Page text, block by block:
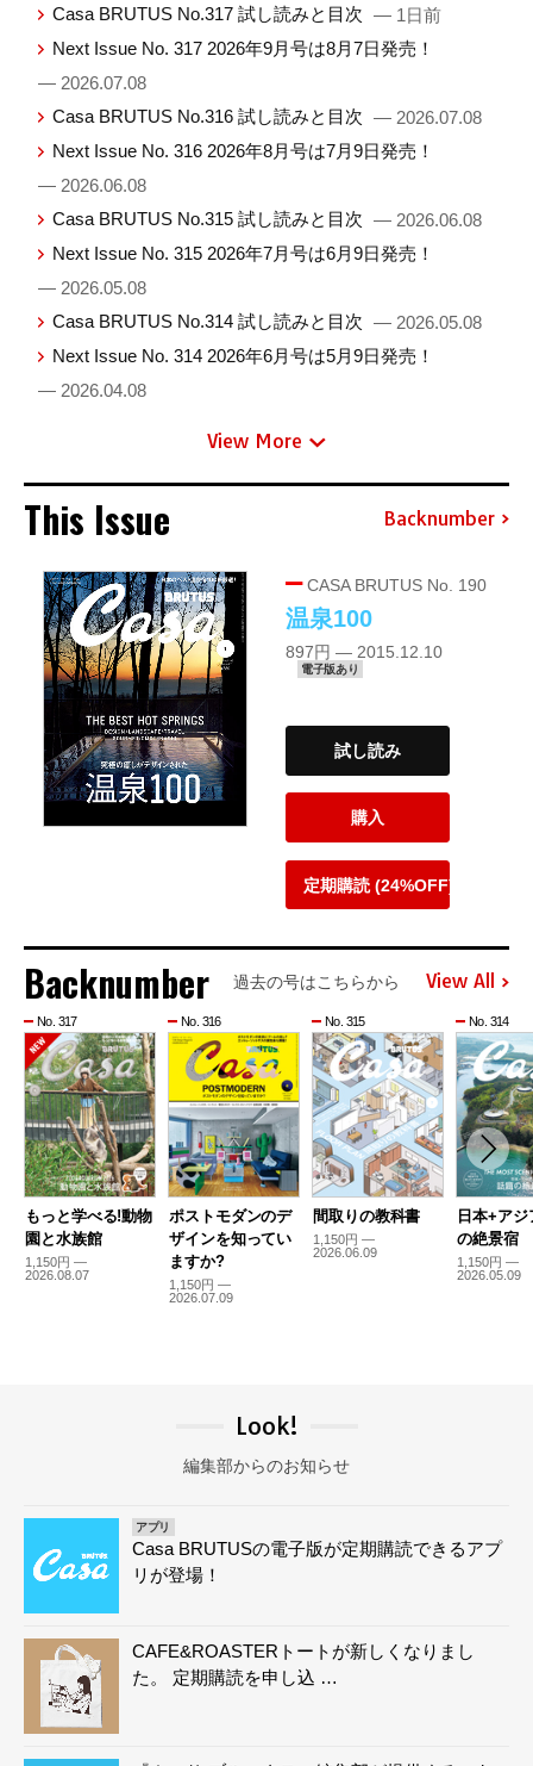
Casa BRUTUS No.317 試し読みと目次 — 1日前
Next Issue No. 317 2026年9月号は8月7日発売！
— 2026.07.08
Casa BRUTUS No.316 試し読みと目次 — 2026.07.08
Next Issue No. 316 2026年8月号は7月9日発売！
— 2026.06.08
Casa BRUTUS No.315 試し読みと目次 — 2026.06.08
Next Issue No. 315 2026年7月号は6月9日発売！
— 2026.05.08
Casa BRUTUS No.314 試し読みと目次 — 2026.05.08
Next Issue No. 314 2026年6月号は5月9日発売！
— 2026.04.08
View More
This Issue Backnumber
CASA BRUTUS No. 190
温泉100
897円 — 2015.12.10
電子版あり
試し読み
購入
定期購読 (24%OFF)
Backnumber 過去の号はこちらから View All
No. 317
もっと学べる!動物
園と水族館
1,150円 —
2026.08.07
No. 316
ポストモダンのデ
ザインを知ってい
ますか?
1,150円 —
2026.07.09
No. 315
間取りの教科書
1,150円 —
2026.06.09
No. 314
日本+アジ
の絶景宿
1,150円 —
2026.05.09
Look!
編集部からのお知らせ
アプリ
Casa BRUTUSの電子版が定期購読できるアプ
リが登場！
CAFE&ROASTERトートが新しくなりまし
た。 定期購読を申し込 …